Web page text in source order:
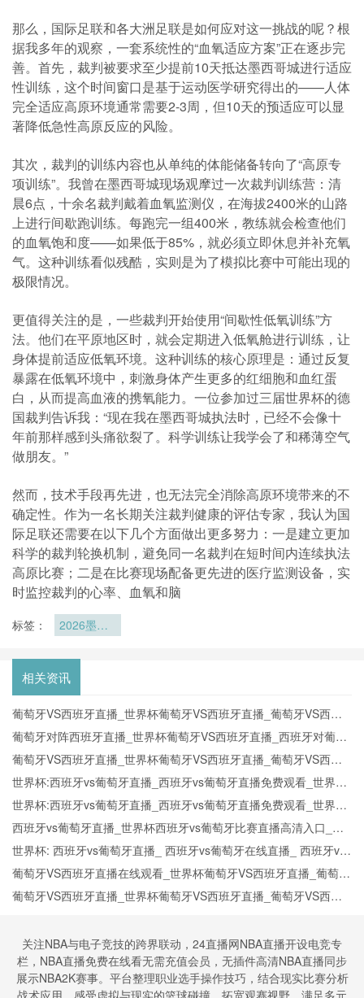
那么，国际足联和各大洲足联是如何应对这一挑战的呢？根
据我多年的观察，一套系统性的“血氧适应方案”正在逐步完
善。首先，裁判被要求至少提前10天抵达墨西哥城进行适应
性训练，这个时间窗口是基于运动医学研究得出的——人体
完全适应高原环境通常需要2-3周，但10天的预适应可以显
著降低急性高原反应的风险。
其次，裁判的训练内容也从单纯的体能储备转向了“高原专
项训练”。我曾在墨西哥城现场观摩过一次裁判训练营：清
晨6点，十余名裁判戴着血氧监测仪，在海拔2400米的山路
上进行间歇跑训练。每跑完一组400米，教练就会检查他们
的血氧饱和度——如果低于85%，就必须立即休息并补充氧
气。这种训练看似残酷，实则是为了模拟比赛中可能出现的
极限情况。
更值得关注的是，一些裁判开始使用“间歇性低氧训练”方
法。他们在平原地区时，就会定期进入低氧舱进行训练，让
身体提前适应低氧环境。这种训练的核心原理是：通过反复
暴露在低氧环境中，刺激身体产生更多的红细胞和血红蛋
白，从而提高血液的携氧能力。一位参加过三届世界杯的德
国裁判告诉我：“现在我在墨西哥城执法时，已经不会像十
年前那样感到头痛欲裂了。科学训练让我学会了和稀薄空气
做朋友。”
然而，技术手段再先进，也无法完全消除高原环境带来的不
确定性。作为一名长期关注裁判健康的评估专家，我认为国
际足联还需要在以下几个方面做出更多努力：一是建立更加
科学的裁判轮换机制，避免同一名裁判在短时间内连续执法
高原比赛；二是在比赛现场配备更先进的医疗监测设备，实
时监控裁判的心率、血氧和脑
标签：
2026墨美
美加墨三国
海关通道对
球队装备运
输的时效深
度解析
相关资讯
葡萄牙VS西班牙直播_世界杯葡萄牙VS西班牙直播_葡萄牙VS西班
牙在线高清直播
葡萄牙对阵西班牙直播_世界杯葡萄牙VS西班牙直播_西班牙对葡萄
牙比赛直播在线无插件观看
葡萄牙VS西班牙直播_世界杯葡萄牙VS西班牙直播_葡萄牙VS西班
牙在线高清直播
世界杯:西班牙vs葡萄牙直播_西班牙vs葡萄牙直播免费观看_世界杯
今日西班牙vs葡萄牙直播在线观看高清视频直播
世界杯:西班牙vs葡萄牙直播_西班牙vs葡萄牙直播免费观看_世界杯
今日西班牙vs葡萄牙直播在线观看高清视频直播
西班牙vs葡萄牙直播_世界杯西班牙vs葡萄牙比赛直播高清入口_西
班牙vs葡萄牙预测分析直播
世界杯: 西班牙vs葡萄牙直播_ 西班牙vs葡萄牙在线直播_ 西班牙vs
葡萄牙CCTV5直播入口-24直播网
葡萄牙VS西班牙直播在线观看_世界杯葡萄牙VS西班牙直播_葡萄牙
VS西班牙比赛观看直达入口
葡萄牙VS西班牙直播_世界杯葡萄牙VS西班牙直播_葡萄牙VS西班
关注NBA与电子竞技的跨界联动，24直播网NBA直播开设电竞专
栏，NBA直播免费在线看无需充值会员，无插件高清NBA直播同步
展示NBA2K赛事。平台整理职业选手操作技巧，结合现实比赛分析
战术应用。感受虚拟与现实的篮球碰撞，拓宽观赛视野，满足多元